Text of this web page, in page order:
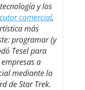
y los
comercial,
más
programar (y
Tesel para
a
mediante la
de Star Trek.